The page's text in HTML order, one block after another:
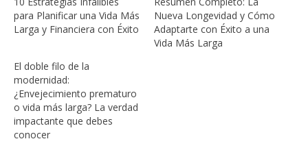
para Planificar una Vida Más
Larga y Financiera con Éxito
Nueva Longevidad y Cómo
Adaptarte con Éxito a una
Vida Más Larga
El doble filo de la
modernidad:
¿Envejecimiento prematuro
o vida más larga? La verdad
impactante que debes
conocer